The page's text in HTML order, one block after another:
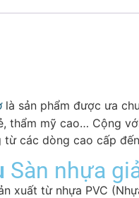
là sản phẩm được ưa
thẩm mỹ cao… Cộng
từ các dòng cao cấp
Sàn nhựa
xuất từ nhựa PVC